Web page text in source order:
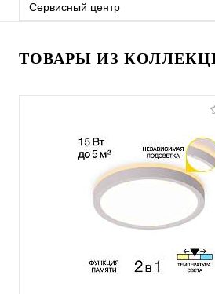
Сервисный центр
ТОВАРЫ ИЗ